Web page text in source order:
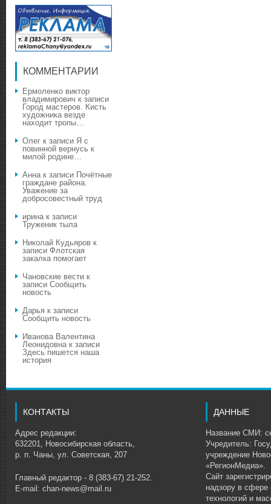
КОММЕНТАРИИ
Ермоленко виктор
владимирович к записи
Город мастеров. Кисть
художника везде
находит тропы…
Олег к записи Я с
повинной вернусь к
милой родине…
Аннак записи Почётные
граждане района.
Уважение за
добросовестный труд
иринак записи
Труженик тыла
Николай Кудьяров к
записи Флотская
закалка помогает
Чановские вести к
записи Сообщить
новость
Дарья к записи
Сообщить новость
Иванова Валентина
Леонидовнак записи
Здесь пишется наша
история
КОНТАКТЫ
Адрес редакции:
632201, Новосибирская область,
р. п. Чаны, ул. Советская, 207
Главный редактор - 8 (383-67) 21-252.
E-mail: chan-news@mail.ru
ДАННЫЕ
Название СМИ:
Учредитель:
учреждение
«РегионМедиа».
Сайт
надзору в
технологий и